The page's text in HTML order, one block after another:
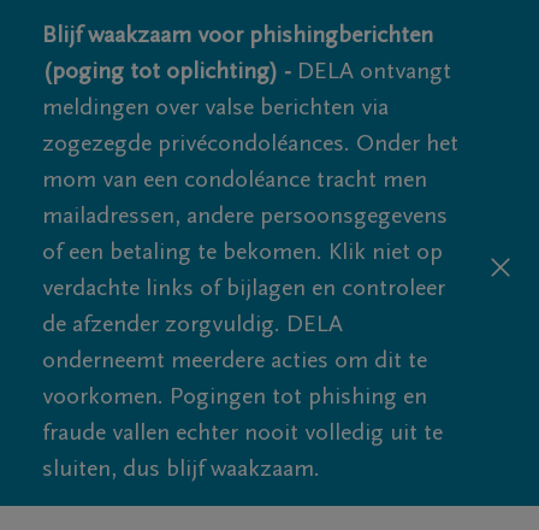
Blijf waakzaam voor phishingberichten
(poging tot oplichting) - DELA ontvangt
meldingen over valse berichten via
zogezegde privécondoléances. Onder het
mom van een condoléance tracht men
mailadressen, andere persoonsgegevens
of een betaling te bekomen. Klik niet op
verdachte links of bijlagen en controleer
de afzender zorgvuldig. DELA
onderneemt meerdere acties om dit te
voorkomen. Pogingen tot phishing en
fraude vallen echter nooit volledig uit te
sluiten, dus blijf waakzaam.